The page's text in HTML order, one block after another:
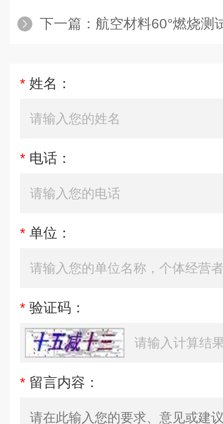
下一篇： 航空材料60°燃烧测
* 姓名：
* 电话：
* 单位：
* 验证码：
* 留言内容：